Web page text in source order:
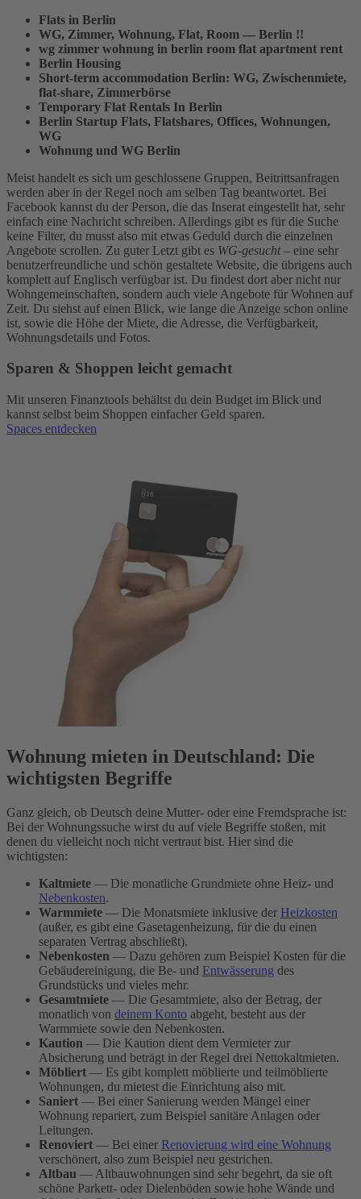
Flats in Berlin
WG, Zimmer, Wohnung, Flat, Room — Berlin !!
wg zimmer wohnung in berlin room flat apartment rent
Berlin Housing
Short-term accommodation Berlin: WG, Zwischenmiete,
flat-share, Zimmerbörse
Temporary Flat Rentals In Berlin
Berlin Startup Flats, Flatshares, Offices, Wohnungen,
WG
Wohnung und WG Berlin
Meist handelt es sich um geschlossene Gruppen, Beitrittsanfragen
werden aber in der Regel noch am selben Tag beantwortet. Bei
Facebook kannst du der Person, die das Inserat eingestellt hat, sehr
einfach eine Nachricht schreiben. Allerdings gibt es für die Suche
keine Filter, du musst also mit etwas Geduld durch die einzelnen
Angebote scrollen. Zu guter Letzt gibt es WG-gesucht– eine sehr
benutzerfreundliche und schön gestaltete Website, die übrigens auch
komplett auf Englisch verfügbar ist. Du findest dort aber nicht nur
Wohngemeinschaften, sondern auch viele Angebote für Wohnen auf
Zeit. Du siehst auf einen Blick, wie lange die Anzeige schon online
ist, sowie die Höhe der Miete, die Adresse, die Verfügbarkeit,
Wohnungsdetails und Fotos.
Sparen & Shoppen leicht gemacht
Mit unseren Finanztools behältst du dein Budget im Blick und
kannst selbst beim Shoppen einfacher Geld sparen.
Spaces entdecken
Wohnung mieten in Deutschland: Die
wichtigsten Begriffe
Ganz gleich, ob Deutsch deine Mutter- oder eine Fremdsprache ist:
Bei der Wohnungssuche wirst du auf viele Begriffe stoßen, mit
denen du vielleicht noch nicht vertraut bist. Hier sind die
wichtigsten:
Kaltmiete — Die monatliche Grundmiete ohne Heiz- und
Nebenkosten.
Warmmiete — Die Monatsmiete inklusive der Heizkosten
(außer, es gibt eine Gasetagenheizung, für die du einen
separaten Vertrag abschließt).
Nebenkosten — Dazu gehören zum Beispiel Kosten für die
Gebäudereinigung, die Be- und Entwässerung des
Grundstücks und vieles mehr.
Gesamtmiete — Die Gesamtmiete, also der Betrag, der
monatlich von deinem Konto abgeht, besteht aus der
Warmmiete sowie den Nebenkosten.
Kaution — Die Kaution dient dem Vermieter zur
Absicherung und beträgt in der Regel drei Nettokaltmieten.
Möbliert — Es gibt komplett möblierte und teilmöblierte
Wohnungen, du mietest die Einrichtung also mit.
Saniert — Bei einer Sanierung werden Mängel einer
Wohnung repariert, zum Beispiel sanitäre Anlagen oder
Leitungen.
Renoviert — Bei einer Renovierung wird eine Wohnung
verschönert, also zum Beispiel neu gestrichen.
Altbau — Altbauwohnungen sind sehr begehrt, da sie oft
schöne Parkett- oder Dielenböden sowie hohe Wände und